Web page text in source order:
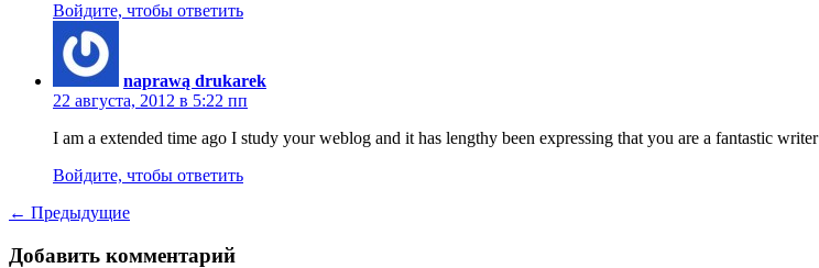
Войдите, чтобы ответить
naprawą drukarek
22 августа, 2012 в 5:22 пп
I am a extended time ago I study your weblog and it has lengthy been expressing that you are a fantastic writer
Войдите, чтобы ответить
← Предыдущие
Добавить комментарий